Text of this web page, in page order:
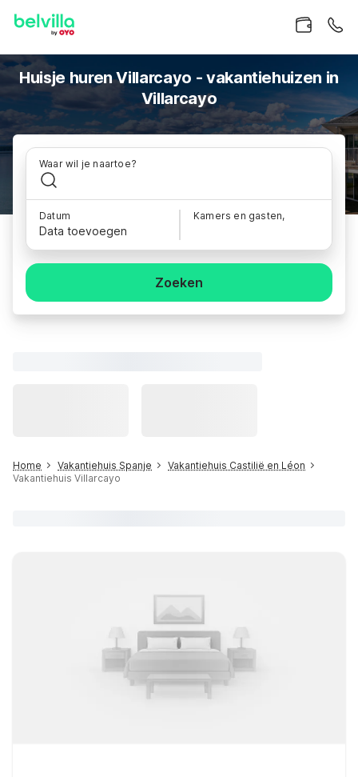
Huisje huren Villarcayo - vakantiehuizen in
Villarcayo
Waar wil je naartoe?
Datum
Data toevoegen
Kamers en gasten,
Zoeken
Home Vakantiehuis Spanje
Vakantiehuis Castilië en Léon
Vakantiehuis Villarcayo